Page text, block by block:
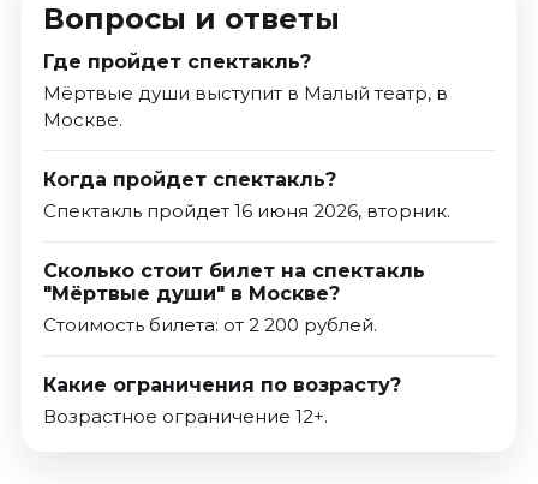
Вопросы и ответы
Где пройдет спектакль?
Мёртвые души выступит в Малый театр, в
Москве.
Когда пройдет спектакль?
Спектакль пройдет 16 июня 2026, вторник.
Сколько стоит билет на спектакль
"Мёртвые души" в Москве?
Стоимость билета: от 2 200 рублей.
Какие ограничения по возрасту?
Возрастное ограничение 12+.